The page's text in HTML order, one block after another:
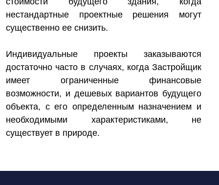
нестандартные проектные решения могут
существенно ее снизить.
Индивидуальные проекты заказываются
достаточно часто в случаях, когда Застройщик
имеет ограниченные финансовые
возможности, и дешевых вариантов будущего
объекта, с его определенным назначением и
необходимыми характеристиками, не
существует в природе.